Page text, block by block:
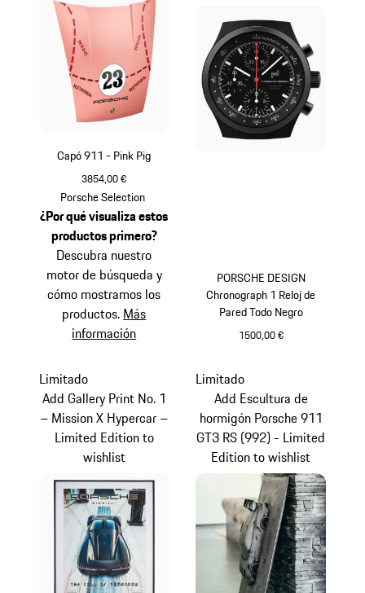
Capó 911 - Pink Pig
3854,00 €
Salmón
Porsche Selection
¿Por qué visualiza estos
productos primero?
Descubra nuestro
motor de búsqueda y
cómo mostramos los
productos. Más
información
PORSCHE DESIGN
Chronograph 1 Reloj de
Pared Todo Negro
1500,00 €
Limitado
Add Gallery Print No. 1
– Mission X Hypercar –
Limited Edition to
wishlist
Limitado
Add Escultura de
hormigón Porsche 911
GT3 RS (992) - Limited
Edition to wishlist